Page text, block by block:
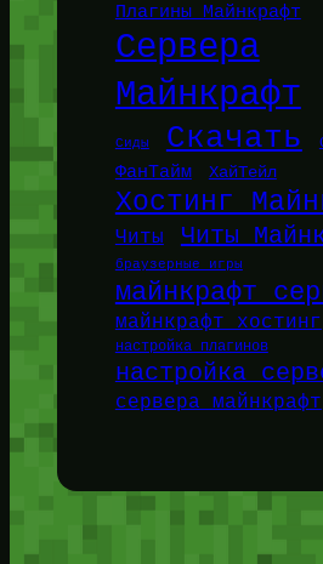
Плагины Майнкрафт
Сервера
Майнкрафт
Сиды Скачать
ФанТайм ХайТейл
Хостинг
Читы Читы
браузерные игры
майнкрафт
майнкрафт хостинг
настройка плагинов
настройка
сервера майнкрафт